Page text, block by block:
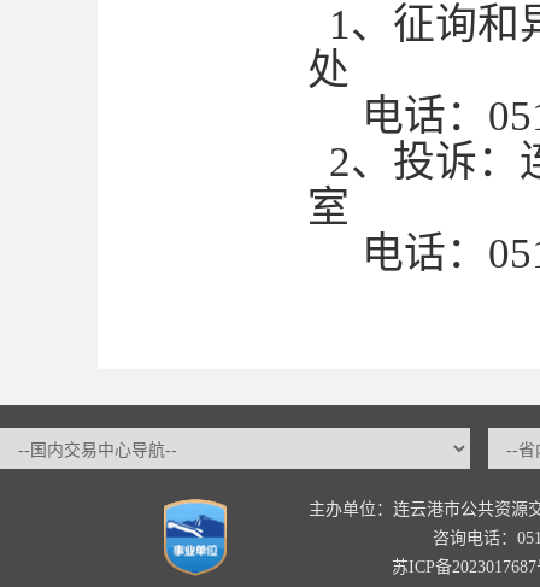
1、征询和
处
电话：
2、投诉：
室
电话：
主办单位：连云港市公共资源
咨询电话：
苏ICP备